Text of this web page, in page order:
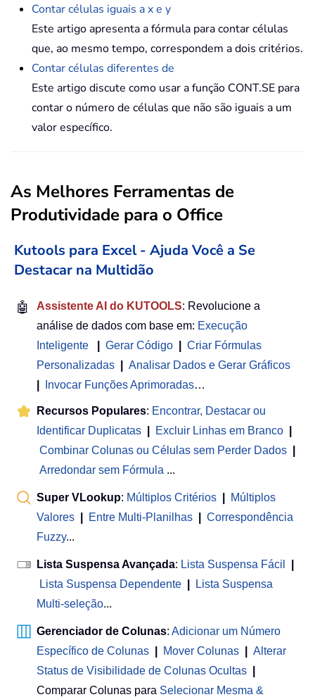
Contar células iguais a x e y
Este artigo apresenta a fórmula para contar células
que, ao mesmo tempo, correspondem a dois critérios.
Contar células diferentes de
Este artigo discute como usar a função CONT.SE para
contar o número de células que não são iguais a um
valor específico.
As Melhores Ferramentas de
Produtividade para o Office
Kutools para Excel - Ajuda Você a Se
Destacar na Multidão
🤖 Assistente AI do KUTOOLS: Revolucione a
análise de dados com base em: Execução
Inteligente
Gerar Código
Criar Fórmulas
Personalizadas
Analisar Dados e Gerar Gráficos
Invocar Funções Aprimoradas…
Recursos Populares: Encontrar, Destacar ou
Identificar Duplicatas
Excluir Linhas em Branco
Combinar Colunas ou Células sem Perder Dados
Arredondar sem Fórmula ...
Super VLookup: Múltiplos Critérios
Múltiplos
Valores
Entre Multi-Planilhas
Correspondência
Fuzzy...
Lista Suspensa Avançada: Lista Suspensa Fácil
Lista Suspensa Dependente
Lista Suspensa
Multi-seleção...
Gerenciador de Colunas: Adicionar um Número
Específico de Colunas
Mover Colunas
Alterar
Status de Visibilidade de Colunas Ocultas
Comparar Colunas para Selecionar Mesma &